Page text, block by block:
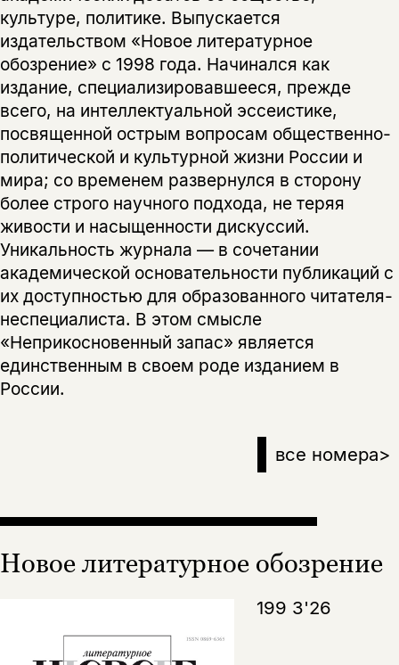
культуре, политике. Выпускается
издательством «Новое литературное
обозрение» с 1998 года. Начинался как
издание, специализировавшееся, прежде
всего, на интеллектуальной эссеистике,
посвященной острым вопросам общественно-
политической и культурной жизни России и
мира; со временем развернулся в сторону
более строго научного подхода, не теряя
живости и насыщенности дискуссий.
Уникальность журнала — в сочетании
академической основательности публикаций с
их доступностью для образованного читателя-
неспециалиста. В этом смысле
«Неприкосновенный запас» является
единственным в своем роде изданием в
России.
все номера>
Новое литературное обозрение
199 3'26
нет, вернуться назад